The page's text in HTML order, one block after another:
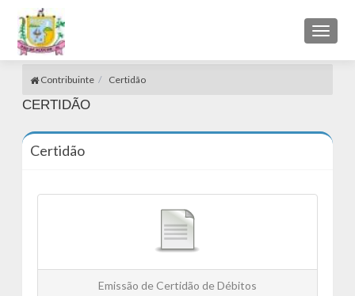
Toggle
Contribuinte Certidão
CERTIDÃO
Certidão
Emissão de Certidão de Débitos